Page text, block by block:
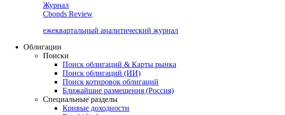
Журнал
Cbonds Review
ежеквартальный аналитический журнал
Облигации
Поиски
Поиск облигаций & Карты рынка
Поиск облигаций (ИИ)
Поиск котировок облигаций
Ближайшие размещения (Россия)
Специальные разделы
Кривые доходности